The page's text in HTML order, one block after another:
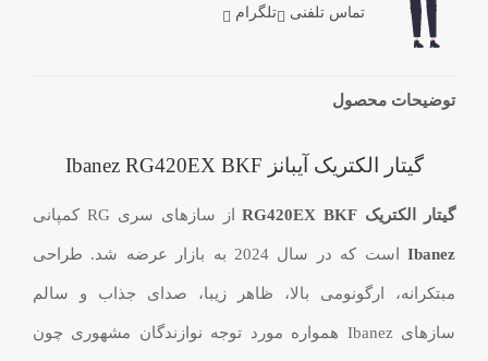
تماس تلفنی
تلگرام
توضیحات محصول
گیتار الکتریک آیبانز Ibanez RG420EX BKF
گیتار الکتریک RG420EX BKF از سازهای سری RG کمپانی
Ibanez است که در سال 2024 به بازار عرضه شد. طراحی
مبتکرانه، ارگونومی بالا، ظاهر زیبا، صدای جذاب و سالم
سازهای Ibanez همواره مورد توجه نوازندگان مشهوری چون